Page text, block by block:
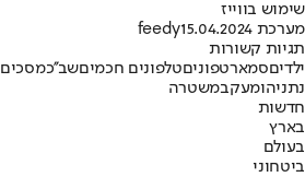
שימוש בווייז
מערכת feedy15.04.2024
תגיות קשורות
ילדיםסמארטפוניםטלפונים חכמיםשב''כמסכים
נתניהומעקבמשטרה
חדשות
בארץ
בעולם
ביטחוני